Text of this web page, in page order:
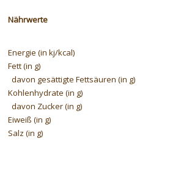
Nährwerte
Energie (in kj/kcal)
Fett (in g)
davon gesättigte Fettsäuren (in g)
Kohlenhydrate (in g)
davon Zucker (in g)
Eiweiß (in g)
Salz (in g)